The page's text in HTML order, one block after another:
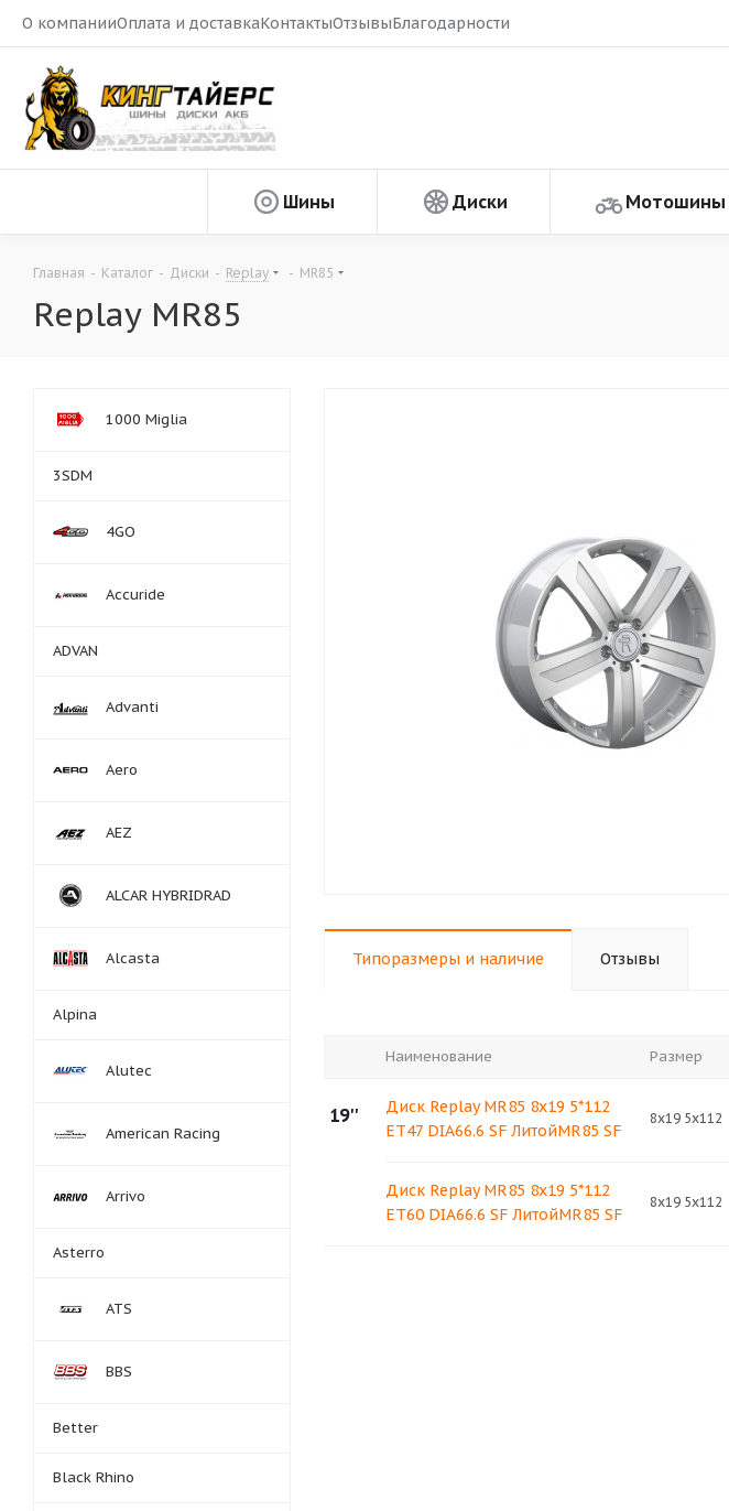
О компанииОплата и доставкаКонтактыОтзывыБлагодарности
Шины Диски Мотошины
Главная - Каталог - Диски - Replay - MR85
Replay MR85
Типоразмеры и наличие Отзывы
Наименование Размер
19''
Диск Replay MR85 8x19 5*112
ET47 DIA66.6 SF ЛитойMR85 SF
8x19 5x112
Диск Replay MR85 8x19 5*112
ET60 DIA66.6 SF ЛитойMR85 SF
8x19 5x112
1000 Miglia
3SDM
4GO
Accuride
ADVAN
Advanti
Aero
AEZ
ALCAR HYBRIDRAD
Alcasta
Alpina
Alutec
American Racing
Arrivo
Asterro
ATS
BBS
Better
Black Rhino